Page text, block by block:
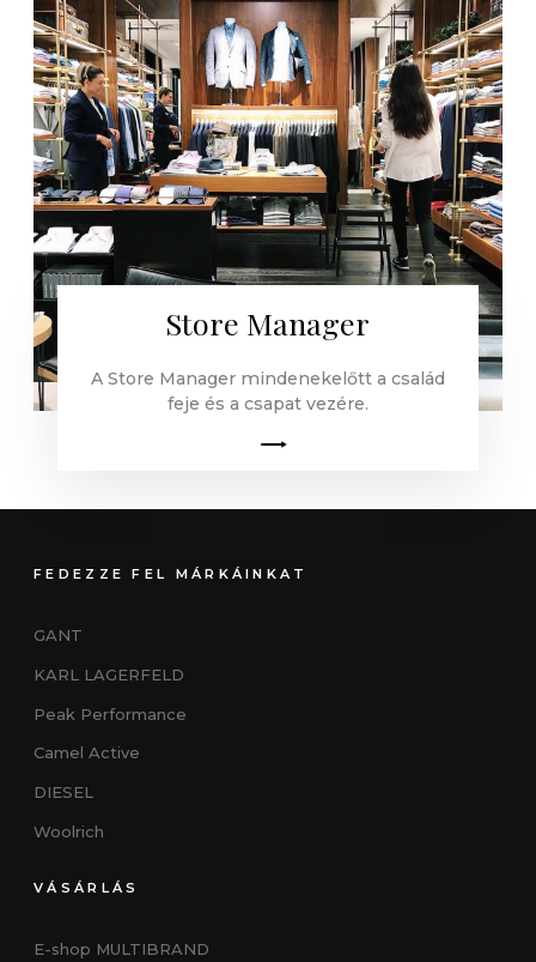
Store Manager
A Store Manager mindenekelőtt a család
feje és a csapat vezére.
FEDEZZE FEL MÁRKÁINKAT
GANT
KARL LAGERFELD
Peak Performance
Camel Active
DIESEL
Woolrich
VÁSÁRLÁS
E-shop MULTIBRAND